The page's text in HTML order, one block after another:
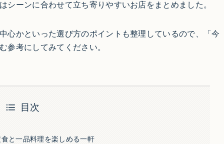
シーンに合わせて立ち寄りやすいお店をまとめました。
心かといった選び方のポイントも整理しているので、「今
参考にしてみてください。
目次
と一品料理を楽しめる一軒